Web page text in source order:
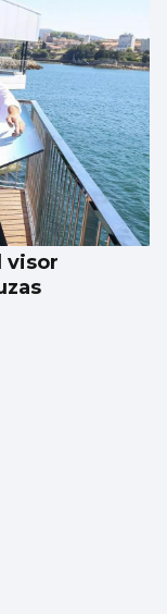
visor